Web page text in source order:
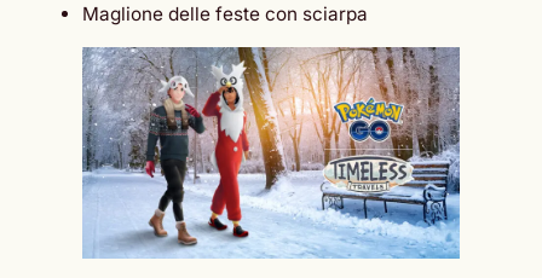
Maglione delle feste con sciarpa